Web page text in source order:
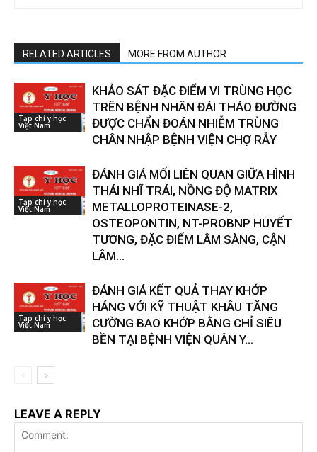
RELATED ARTICLES MORE FROM AUTHOR
Tạp chí y học
Việt Nam
KHẢO SÁT ĐẶC ĐIỂM VI TRÙNG HỌC
TRÊN BỆNH NHÂN ĐÁI THÁO ĐƯỜNG
ĐƯỢC CHẨN ĐOÁN NHIỄM TRÙNG
CHÂN NHẬP BỆNH VIỆN CHỢ RẪY
Tạp chí y học
Việt Nam
ĐÁNH GIÁ MỐI LIÊN QUAN GIỮA HÌNH
THÁI NHĨ TRÁI, NỒNG ĐỘ MATRIX
METALLOPROTEINASE-2,
OSTEOPONTIN, NT-PROBNP HUYẾT
TƯƠNG, ĐẶC ĐIỂM LÂM SÀNG, CẬN
LÂM...
Tạp chí y học
Việt Nam
ĐÁNH GIÁ KẾT QUẢ THAY KHỚP
HÁNG VỚI KỸ THUẬT KHÂU TĂNG
CƯỜNG BAO KHỚP BẰNG CHỈ SIÊU
BỀN TẠI BỆNH VIỆN QUÂN Y...
LEAVE A REPLY